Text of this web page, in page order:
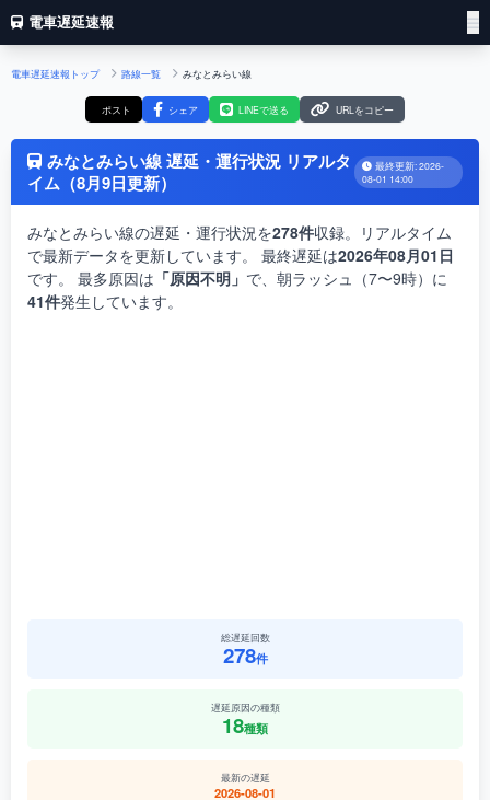
電車遅延速報
電車遅延速報トップ 路線一覧 みなとみらい線
ポスト シェア LINEで送る URLをコピー
みなとみらい線 遅延・運行状況 リアルタ
イム（8月9日更新）
最終更新: 2026-
08-01 14:00
みなとみらい線の遅延・運行状況を278件収録。リアルタイム
で最新データを更新しています。 最終遅延は2026年08月01日
です。 最多原因は 「原因不明」 で、朝ラッシュ（7〜9時）に
41件発生しています。
総遅延回数
278件
遅延原因の種類
18種類
最新の遅延
2026-08-01